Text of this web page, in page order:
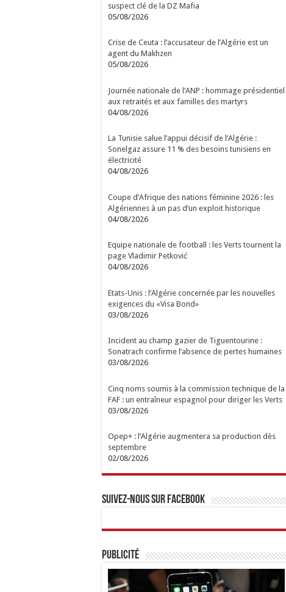
suspect clé de la DZ Mafia
05/08/2026
Crise de Ceuta : l’accusateur de l’Algérie est un
agent du Makhzen
05/08/2026
Journée nationale de l’ANP : hommage présidentiel
aux retraités et aux familles des martyrs
04/08/2026
La Tunisie salue l’appui décisif de l’Algérie :
Sonelgaz assure 11 % des besoins tunisiens en
électricité
04/08/2026
Coupe d’Afrique des nations féminine 2026 : les
Algériennes à un pas d’un exploit historique
04/08/2026
Equipe nationale de football : les Verts tournent la
page Vladimir Petković
04/08/2026
Etats-Unis : l’Algérie concernée par les nouvelles
exigences du «Visa Bond»
03/08/2026
Incident au champ gazier de Tiguentourine :
Sonatrach confirme l’absence de pertes humaines
03/08/2026
Cinq noms soumis à la commission technique de la
FAF : un entraîneur espagnol pour diriger les Verts
03/08/2026
Opep+ : l’Algérie augmentera sa production dès
septembre
02/08/2026
Suivez-nous sur Facebook
Publicité